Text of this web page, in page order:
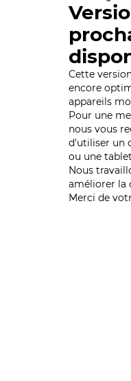
Cette
encore
appareils
Pour une
nous vous
d'utiliser un
ou une
Nous
améliorer la
Merci de